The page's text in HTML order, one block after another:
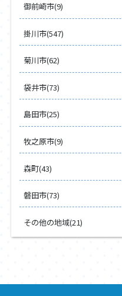
御前崎市(9)
掛川市(547)
菊川市(62)
袋井市(73)
島田市(25)
牧之原市(9)
森町(43)
磐田市(73)
その他の地域(21)